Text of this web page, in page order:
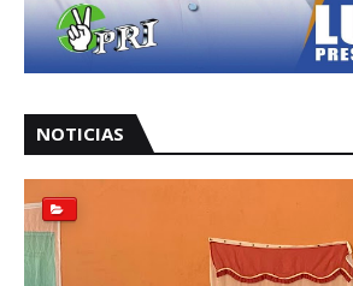
NOTICIAS